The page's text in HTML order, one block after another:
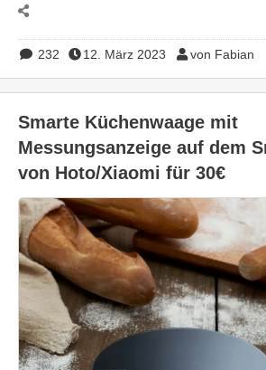
232 12. März 2023 von Fabian
Smarte Küchenwaage mit
Messungsanzeige auf dem
von Hoto/Xiaomi für 30€